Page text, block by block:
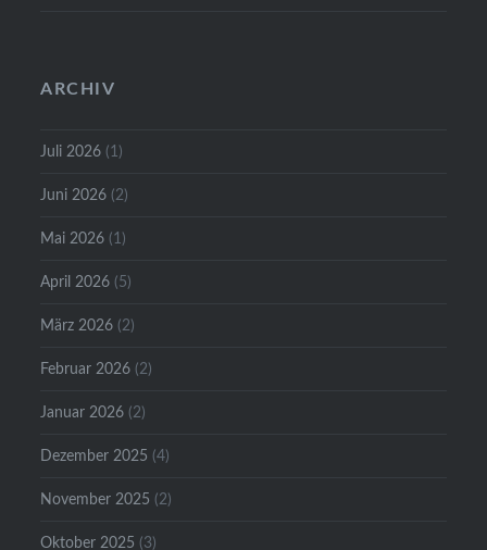
ARCHIV
Juli 2026 (1)
Juni 2026 (2)
Mai 2026 (1)
April 2026 (5)
März 2026 (2)
Februar 2026 (2)
Januar 2026 (2)
Dezember 2025 (4)
November 2025 (2)
Oktober 2025 (3)